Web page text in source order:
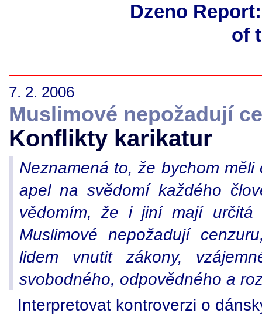
Dzeno
of
7. 2. 2006
Muslimové nepožadují
Konflikty karikatur
Neznamená to, že bychom
apel na svědomí každého
vědomím, že i jiní mají určitá
Muslimové nepožadují
lidem vnutit zákony,
svobodného, odpovědného a
Interpretovat kontroverzi o